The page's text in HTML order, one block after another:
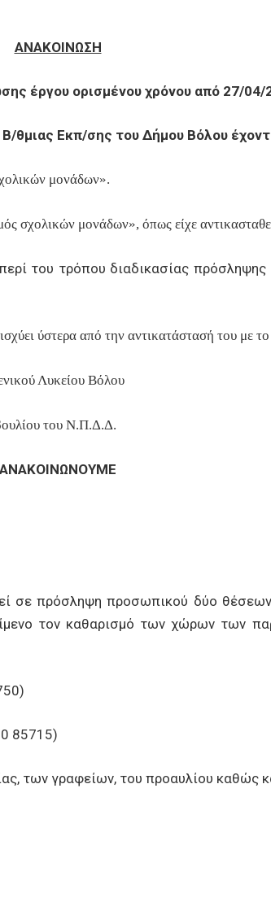
ΑΝΑΚΟΙΝΩΣΗ
έργου ορισμένου χρόνου από 27/
θμιας Εκπ/σης του Δήμου Βόλου
μονάδων».
σχολικών μονάδων», όπως είχε
του τρόπου διαδικασίας
ύστερα από την αντικατάστασή του
Λυκείου Βόλου
του Ν.Π.Δ.Δ.
ΑΝΑΚΟΙΝΩΝΟΥΜΕ
σε πρόσληψη προσωπικού δύο
τον καθαρισμό των χώρων των
85715)
των γραφείων, του προαυλίου